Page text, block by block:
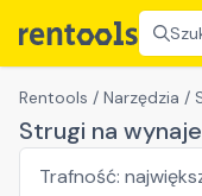
Rentools / Narzędzia /
Strugi na